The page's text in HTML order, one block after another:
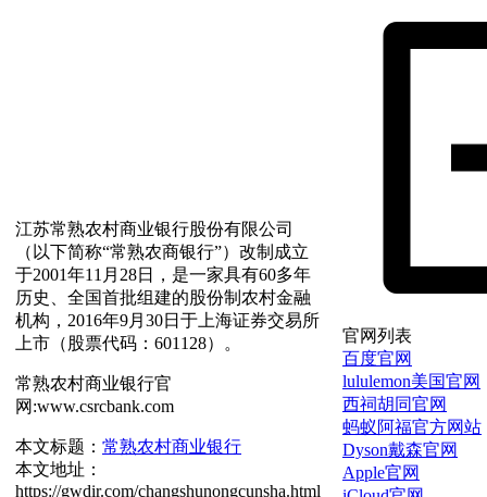
江苏常熟农村商业银行股份有限公司
（以下简称“常熟农商银行”）改制成立
于2001年11月28日，是一家具有60多年
历史、全国首批组建的股份制农村金融
机构，2016年9月30日于上海证券交易所
上市（股票代码：601128）。
常熟农村商业银行官
网:www.csrcbank.com
本文标题： 常熟农村商业银行
本文地址：
https://gwdir.com/changshunongcunsha.html
官网列表
百度官网
lululemon美国官网
西祠胡同官网
蚂蚁阿福官方网站
Dyson戴森官网
Apple官网